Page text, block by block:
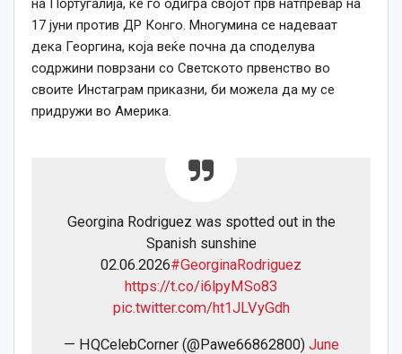
на Португалија, ќе го одигра својот прв натпревар на
17 јуни против ДР Конго. Многумина се надеваат
дека Георгина, која веќе почна да споделува
содржини поврзани со Светското првенство во
своите Инстаграм приказни, би можела да му се
придружи во Америка.
Georgina Rodriguez was spotted out in the
Spanish sunshine
02.06.2026#GeorginaRodriguez
https://t.co/i6lpyMSo83
pic.twitter.com/ht1JLVyGdh
— HQCelebCorner (@Pawe66862800) June